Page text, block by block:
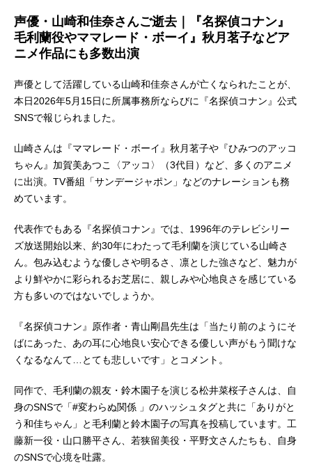
声優・山崎和佳奈さんご逝去｜『名探偵コナン』
毛利蘭役やママレード・ボーイ』秋月茗子などア
ニメ作品にも多数出演
声優として活躍している山崎和佳奈さんが亡くなられたことが、
本日2026年5月15日に所属事務所ならびに『名探偵コナン』公式
SNSで報じられました。
山崎さんは『ママレード・ボーイ』秋月茗子や『ひみつのアッコ
ちゃん』加賀美あつこ〈アッコ〉（3代目）など、多くのアニメ
に出演。TV番組「サンデージャポン」などのナレーションも務
めています。
代表作でもある『名探偵コナン』では、1996年のテレビシリー
ズ放送開始以来、約30年にわたって毛利蘭を演じている山崎さ
ん。包み込むような優しさや明るさ、凛とした強さなど、魅力が
より鮮やかに彩られるお芝居に、親しみや心地良さを感じている
方も多いのではないでしょうか。
『名探偵コナン』原作者・青山剛昌先生は「当たり前のようにそ
ばにあった、あの耳に心地良い安心できる優しい声がもう聞けな
くなるなんて…とても悲しいです」とコメント。
同作で、毛利蘭の親友・鈴木園子を演じる松井菜桜子さんは、自
身のSNSで「#変わらぬ関係 」のハッシュタグと共に「ありがと
う和佳ちゃん」と毛利蘭と鈴木園子の写真を投稿しています。工
藤新一役・山口勝平さん、若狭留美役・平野文さんたちも、自身
のSNSで心境を吐露。